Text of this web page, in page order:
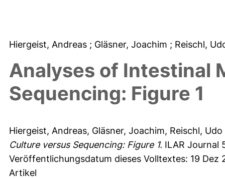
Hiergeist, Andreas ; Gläsner, Joachim ; Reischl,
Analyses of Intestinal
Sequencing: Figure 1
Hiergeist, Andreas, Gläsner, Joachim, Reischl, Udo
Culture versus Sequencing: Figure 1. ILAR Journal
Veröffentlichungsdatum dieses Volltextes: 19 Dez
Artikel